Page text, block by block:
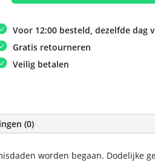
Crime
Voor 12:00 besteld, dezelfde dag
Gratis retourneren
Veilig betalen
(0)
worden begaan. Dodelijke